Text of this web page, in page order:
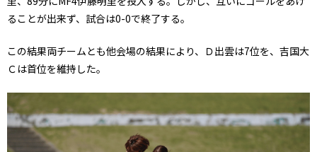
ることが出来ず、試合は0-0で終了する。
この結果両チームとも他会場の結果により、Ｄ出雲は7位を、吉国大
Ｃは首位を維持した。